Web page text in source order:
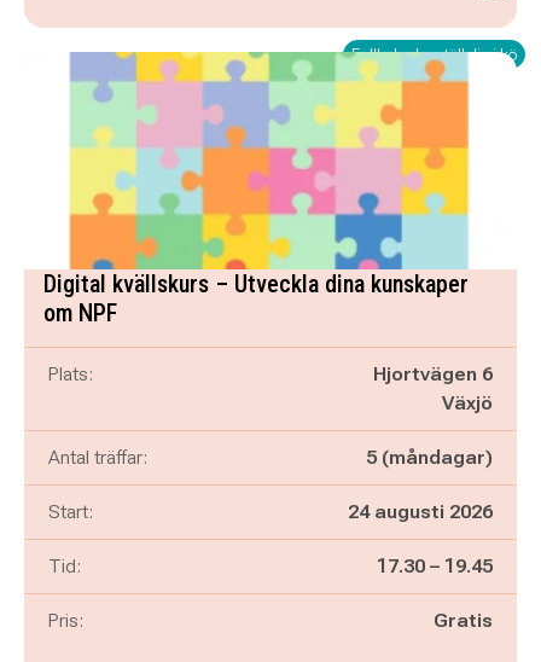
Fullbokad – ställ dig i kö
Digital kvällskurs – Utveckla dina kunskaper
om NPF
Plats:
Hjortvägen 6
Växjö
Antal träffar: 5 (måndagar)
Start: 24 augusti 2026
Tid: Pågår mellan
17.30 – och
19.45
Pris: Gratis